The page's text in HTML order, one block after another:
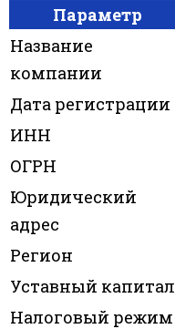
Параметр
Название
компании
Дата регистрации
ИНН
ОГРН
Юридический
адрес
Регион
Уставный капитал
Налоговый режим